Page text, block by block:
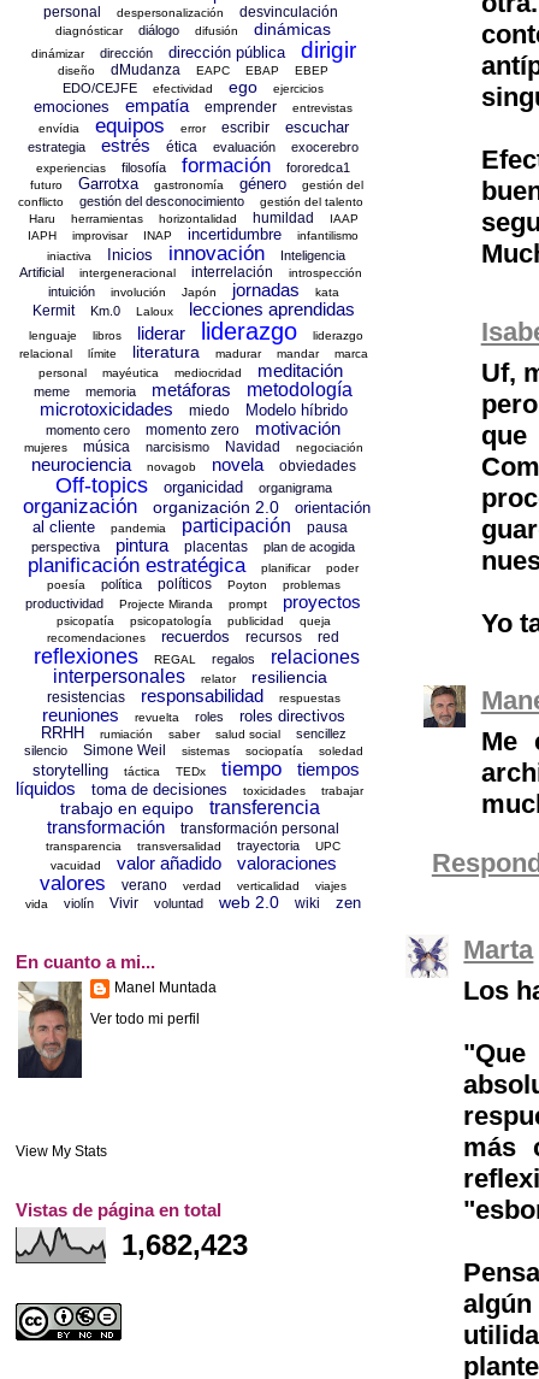
Uf,
que
Yo
Me
Marta
Los
más
personal
despersonalización desvinculación
diagnósticar diálogo difusión dinámicas
dinámizar dirección dirección pública dirigir
diseño dMudanza EAPC EBAP EBEP
EDO/CEJFE efectividad ego ejercicios
emociones empatía emprender
entrevistas
envídia
equipos error escribir escuchar
estrategia estrés ética evaluación exocerebro
experiencias filosofía formación fororedca1
futuro Garrotxa gastronomía género
gestión del
conflicto
gestión del desconocimiento
gestión del talento
Haru
herramientas horizontalidad humildad
IAAP
IAPH
improvisar INAP incertidumbre
infantilismo
iniactiva
Inicios innovación
Inteligencia
Artificial
intergeneracional interrelación introspección
intuición involución Japón jornadas kata
Kermit Km.0 Laloux lecciones aprendidas
lenguaje libros liderar liderazgo
liderazgo
relacional
límite literatura madurar mandar
marca
personal
mayéutica mediocridad meditación
meme memoria metáforas
metodología
microtoxicidades
miedo Modelo híbrido
momento cero momento zero motivación
mujeres música narcisismo Navidad negociación
neurociencia novagob novela obviedades
Off-topics organicidad organigrama
organización organización 2.0
orientación
al cliente
pandemia participación pausa
perspectiva pintura placentas plan de acogida
planificación estratégica planificar
poder
poesía
política políticos Poyton problemas
productividad Projecte Miranda prompt proyectos
psicopatía psicopatología publicidad
queja
recomendaciones
recuerdos recursos red
reflexiones REGAL regalos
relaciones
interpersonales
relator resiliencia
resistencias responsabilidad respuestas
reuniones revuelta roles
roles directivos
RRHH
rumiación saber salud social
sencillez
silencio
Simone Weil sistemas sociopatía soledad
storytelling táctica TEDx tiempo
tiempos
líquidos
toma de decisiones toxicidades trabajar
trabajo en equipo
transferencia
transformación
transformación personal
transparencia transversalidad trayectoria
UPC
vacuidad
valor añadido valoraciones
valores verano verdad verticalidad
viajes
vida
violín Vivir voluntad web 2.0 wiki zen
En cuanto a mi...
Manel Muntada
Ver todo mi perfil
View My Stats
Vistas de página en total
1,682,423